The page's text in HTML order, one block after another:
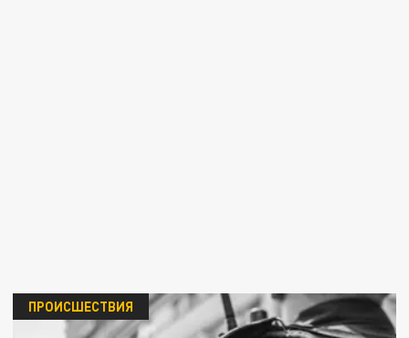
ПРОИСШЕСТВИЯ